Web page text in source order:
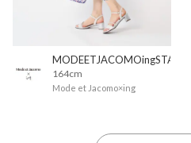
MODEETJACOMOingSTAFF
164cm
Mode et Jacomo×ing